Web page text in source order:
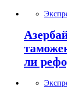
ли